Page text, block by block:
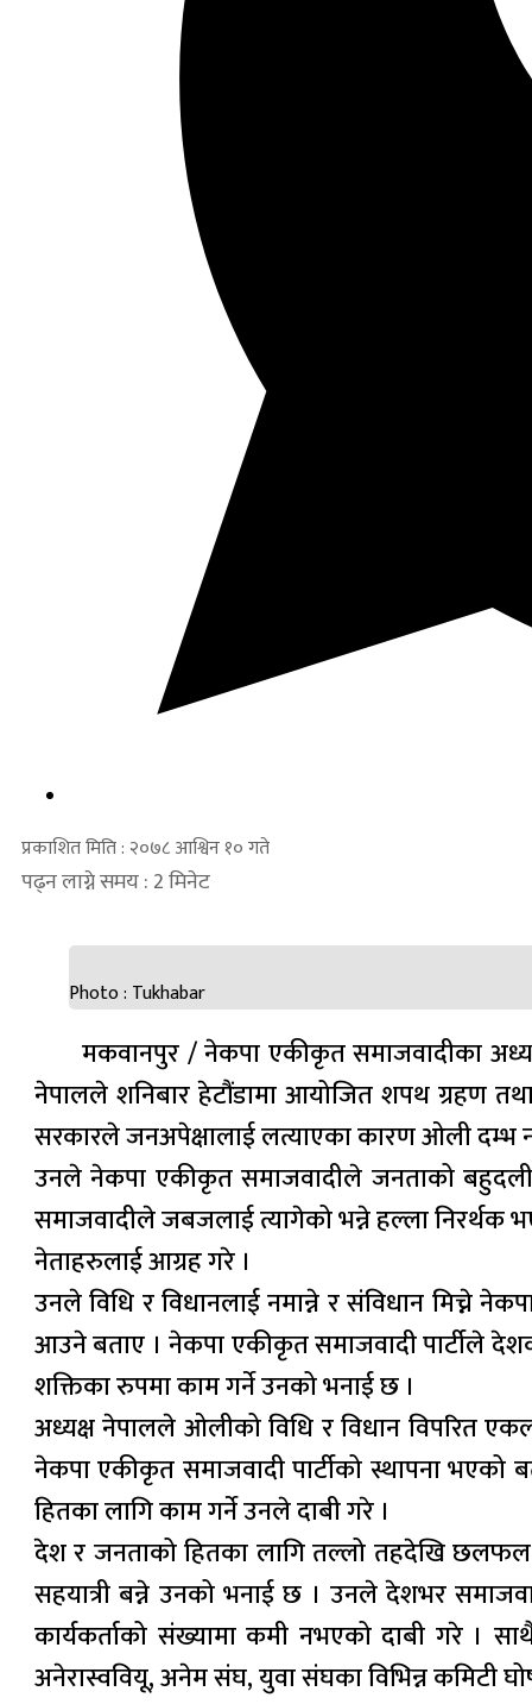
प्रकाशित मिति : २०७८ आश्विन १० गते
पढ्न लाग्ने समय : 2 मिनेट
Photo : Tukhabar
मकवानपुर / नेकपा एकीकृत समाजवादीका
नेपालले शनिबार हेटौंडामा आयोजित शपथ ग्रहण
सरकारले जनअपेक्षालाई लत्याएका कारण ओली दम्भ
उनले नेकपा एकीकृत समाजवादीले जनताको
समाजवादीले जबजलाई त्यागेको भन्ने हल्ला निरर्थक
नेताहरुलाई आग्रह गरे ।
उनले विधि र विधानलाई नमान्ने र संविधान मिच्ने
आउने बताए । नेकपा एकीकृत समाजवादी पार्टीले
शक्तिका रुपमा काम गर्ने उनको भनाई छ ।
अध्यक्ष नेपालले ओलीको विधि र विधान विपरित एकल
नेकपा एकीकृत समाजवादी पार्टीको स्थापना
हितका लागि काम गर्ने उनले दाबी गरे ।
देश र जनताको हितका लागि तल्लो तहदेखि छलफल
सहयात्री बन्ने उनको भनाई छ । उनले देशभर
कार्यकर्ताको संख्यामा कमी नभएको दाबी गरे ।
अनेरास्ववियू, अनेम संघ, युवा संघका विभिन्न कमिटी